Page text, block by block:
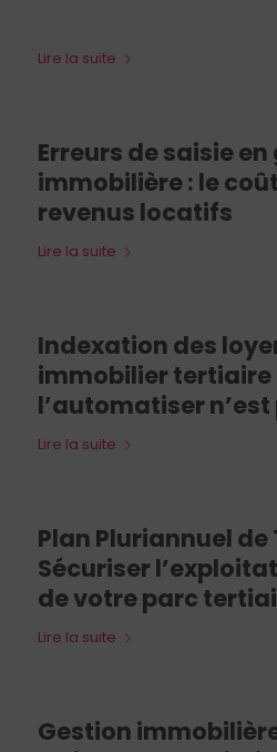
Lire la suite
Erreurs de saisie
immobilière : le
revenus locatifs
Lire la suite
Indexation des
immobilier tertiaire
l’automatiser
Lire la suite
Plan Pluriannuel de
Sécuriser
de votre parc
Lire la suite
Gestion